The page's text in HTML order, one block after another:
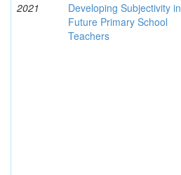
2021
Developing Subjectivity in
Future Primary School
Teachers